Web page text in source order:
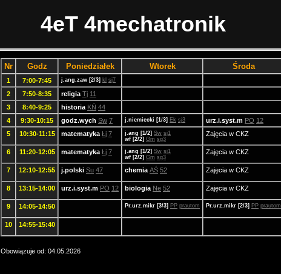
4eT 4mechatronik
Nr Godz Poniedziałek Wtorek Środa
1 7:00-7:45 j.ang.zaw [2/3] kl sj7
2
7:50-8:35 religia Tj 11
3
8:40-9:25 historia KŃ 44
4
9:30-10:15 godz.wych Sw 7 j.niemiecki [1/3] Ek sj3 urz.i.syst.m PO 12
5
10:30-11:15 matematyka Łj 7 j.ang [1/2] Sw sj1
wf [2/2] Gm sg3
Zajęcia w CKZ
6 11:20-12:05 matematyka Łj 7 j.ang [1/2] Sw sj1
wf [2/2] Gm sg3
Zajęcia w CKZ
7 12:10-12:55 j.polski Su 47 chemia AŚ 52 Zajęcia w CKZ
8 13:15-14:00 urz.i.syst.m PO 12 biologia Ne 52 Zajęcia w CKZ
9 14:05-14:50 Pr.urz.mikr [3/3] PP prautom Pr.urz.mikr [2/3] PP prautom
10 14:55-15:40
Obowiązuje od: 04.05.2026